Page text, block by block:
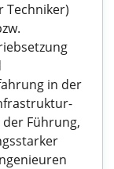
Techniker)
in der
Führung,